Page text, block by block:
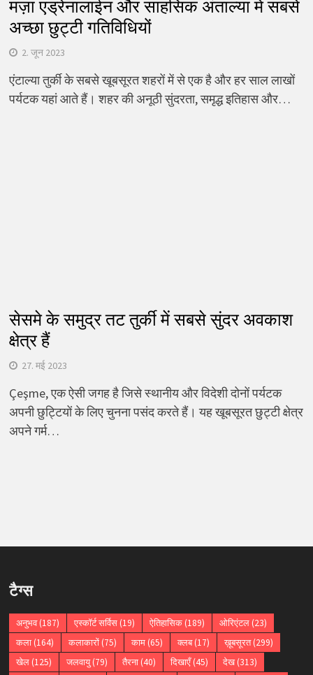
मज़ा एड्रेनालाईन और साहसिक अंताल्या में सबसे
अच्छा छुट्टी गतिविधियों
2. जून 2023
एंटाल्या तुर्की के सबसे खूबसूरत शहरों में से एक है और हर साल लाखों
पर्यटक यहां आते हैं। शहर की अनूठी सुंदरता, समृद्ध इतिहास और…
सेसमे के समुद्र तट तुर्की में सबसे सुंदर अवकाश
क्षेत्र हैं
27. मई 2023
Çeşme, एक ऐसी जगह है जिसे स्थानीय और विदेशी दोनों पर्यटक
अपनी छुट्टियों के लिए चुनना पसंद करते हैं। यह खूबसूरत छुट्टी क्षेत्र
अपने गर्म…
टैग्स
अनुभव(187) एस्कॉर्ट सर्विस(19) ऐतिहासिक(189) ओरिएंटल(23)
कला(164) कलाकारों(75) काम(65) क्लब(17) ख़ूबसूरत(299)
खेल(125) जलवायु(79) तैरना(40) दिखाएँ(45) देख(313)